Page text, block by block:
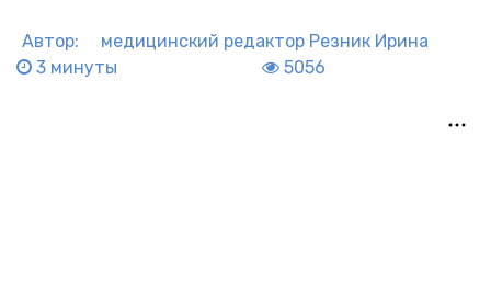
Автор: медицинский редактор Резник Ирина
3 минуты
5056